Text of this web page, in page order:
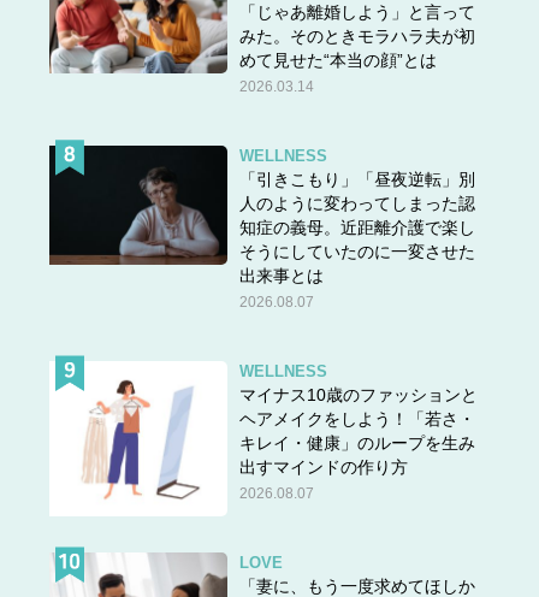
「じゃあ離婚しよう」と言って
みた。そのときモラハラ夫が初
めて見せた“本当の顔”とは
2026.03.14
WELLNESS
「引きこもり」「昼夜逆転」別
人のように変わってしまった認
知症の義母。近距離介護で楽し
そうにしていたのに一変させた
出来事とは
2026.08.07
WELLNESS
マイナス10歳のファッションと
ヘアメイクをしよう！「若さ・
キレイ・健康」のループを生み
出すマインドの作り方
2026.08.07
LOVE
「妻に、もう一度求めてほしか